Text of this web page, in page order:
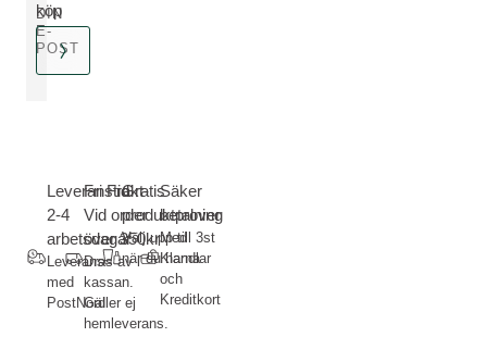
köp
DIN
E-
POST
Leveranstid
2-4
arbetsdagar
Leverans
med
PostNord
Fri Frakt-
Vid order
över 350kr
Dras av i
kassan.
Gäller ej
hemleverans.
Gratis
produktprover
Välj upp till 3st
när du handlar
Säker
betalning
Med
Klarna
och
Kreditkort